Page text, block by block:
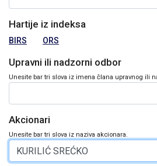
Hartije iz indeksa
BIRS ORS
Upravni ili nadzorni odbor
Unesite bar tri slova iz imena člana upravnog ili
Akcionari
Unesite bar tri slova iz naziva akcionara.